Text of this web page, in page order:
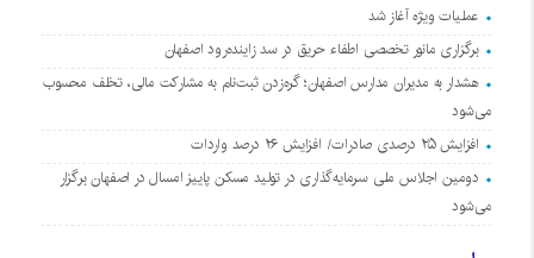
عملیات ویژه آغاز شد
برگزاری مانور تخصصی اطفاء حریق در سد زاینده‌رود اصفهان
هشدار به مدیران مدارس اصفهان؛ گره‌زدن ثبت‌نام به مشارکت مالی، تخلف محسوب
می‌شود
افزایش ۲۵ درصدی صادرات/ افزایش ۲۶ درصد واردات
دومین اجلاس ملی سرمایه‌گذاری در تولید مسکن پاییز امسال در اصفهان برگزار
می‌شود